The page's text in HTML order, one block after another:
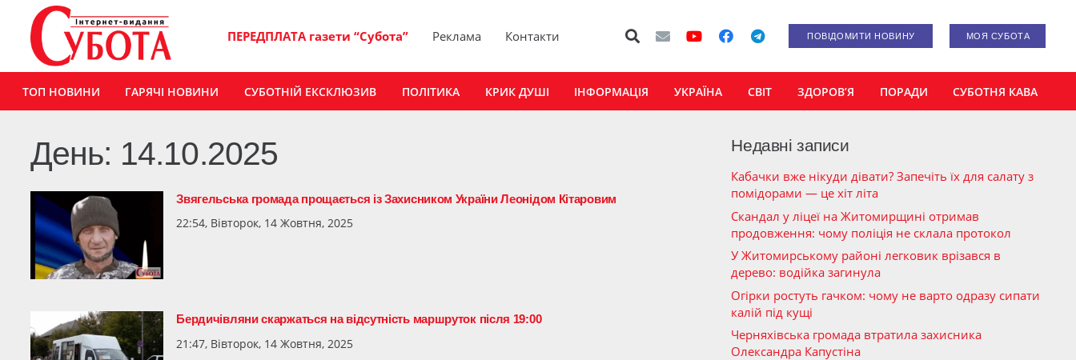
ПЕРЕДПЛАТА газети “Субота” Реклама Контакти ПОВІДОМИТИ НОВИНУ МОЯ СУБОТА
ТОП НОВИНИ ГАРЯЧІ НОВИНИ СУБОТНІЙ ЕКСКЛЮЗИВ ПОЛІТИКА КРИК ДУШІ ІНФОРМАЦІЯ УКРАЇНА СВІТ ЗДОРОВ’Я ПОРАДИ СУБОТНЯ КАВА
День: 14.10.2025
Звягельська громада прощається із Захисником України Леонідом Кітаровим
22:54, Вівторок, 14 Жовтня, 2025
Бердичівляни скаржаться на відсутність маршруток після 19:00
21:47, Вівторок, 14 Жовтня, 2025
Недавні записи
Кабачки вже нікуди дівати? Запечіть їх для салату з
помідорами — це хіт літа
Скандал у ліцеї на Житомирщині отримав
продовження: чому поліція не склала протокол
У Житомирському районі легковик врізався в
дерево: водійка загинула
Огірки ростуть гачком: чому не варто одразу сипати
калій під кущі
Черняхівська громада втратила захисника
Олександра Капустіна